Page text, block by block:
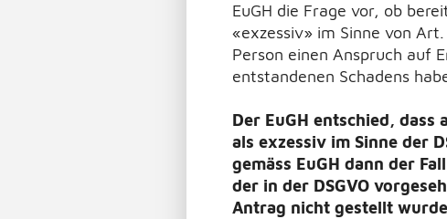
EuGH die Frage vor, ob
«exzessiv» im Sinne von
Person einen Anspruch auf
entstandenen Schadens
Der EuGH entschied,
als exzessiv im Sinne der
gemäss EuGH dann der
der in der DSGVO
Antrag nicht gestellt